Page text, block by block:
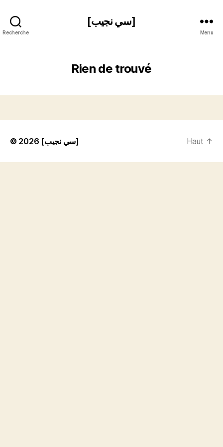
Recherche
[سي نجيب]
Menu
Rien de trouvé
© 2026 [سي نجيب] Haut ↑